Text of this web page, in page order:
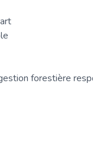
forestière